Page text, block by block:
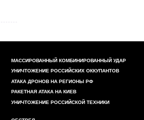
МАССИРОВАННЫЙ КОМБИНИРОВАННЫЙ УДАР
УНИЧТОЖЕНИЕ РОССИЙСКИХ ОККУПАНТОВ
АТАКА ДРОНОВ НА РЕГИОНЫ РФ
РАКЕТНАЯ АТАКА НА КИЕВ
УНИЧТОЖЕНИЕ РОССИЙСКОЙ ТЕХНИКИ